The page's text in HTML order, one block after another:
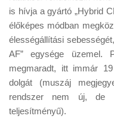
Helyszíni Riport
E-BB
is hívja a gyártó „Hybrid
élőképes módban
élességállítási
AF” egysége üzemel.
megmaradt, itt immár
dolgát (muszáj
rendszer nem új, de
teljesítményű).